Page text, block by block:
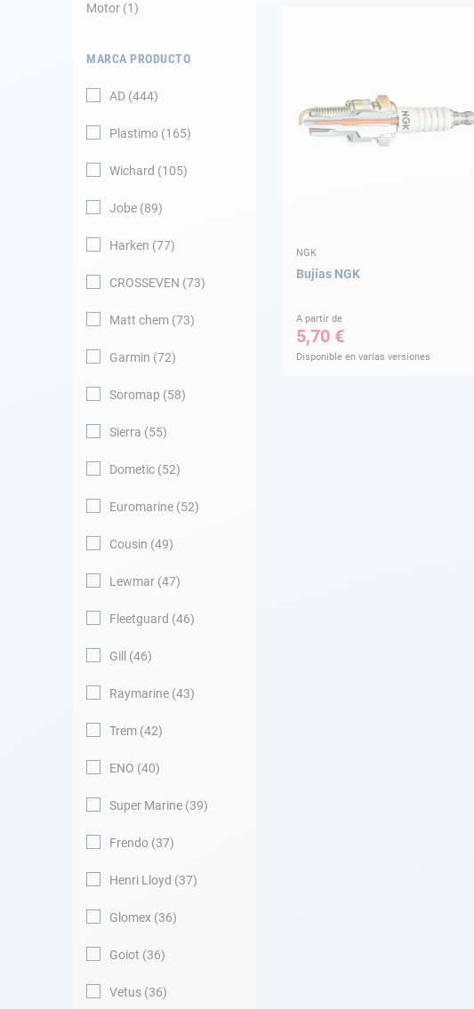
NGK
Bujías NGK
A partir de
5,70 €
Disponible en varias versiones
Motor 1
MARCA PRODUCTO
AD 444
Plastimo 165
Wichard 105
Jobe 89
Harken 77
CROSSEVEN 73
Matt chem 73
Garmin 72
Soromap 58
Sierra 55
Dometic 52
Euromarine 52
Cousin 49
Lewmar 47
Fleetguard 46
Gill 46
Raymarine 43
Trem 42
ENO 40
Super Marine 39
Frendo 37
Henri Lloyd 37
Glomex 36
Goiot 36
Vetus 36